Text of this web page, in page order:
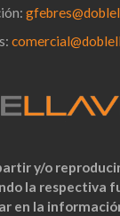
y/o
la respectiva
en la